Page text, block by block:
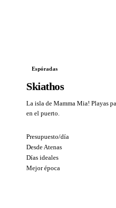
Espóradas
Skiathos
La isla de Mamma Mia! Playas
en el puerto.
Presupuesto/día
Desde Atenas
Días ideales
Mejor época